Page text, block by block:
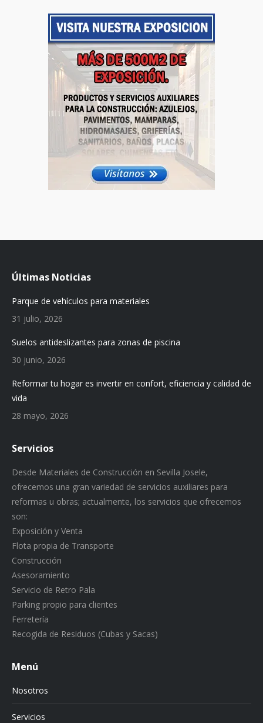
Últimas Noticias
Parque de vehículos para materiales
31 julio, 2026
Suelos antideslizantes para zonas de piscina
30 junio, 2026
Reformar tu hogar es invertir en confort, eficiencia y calidad de
vida
28 mayo, 2026
Servicios
Desde Materiales de Construcción en Sevilla Josele,
ofrecemos una gran variedad de servicios auxiliares para
reformas u obras; actualmente, los servicios que ofrecemos
son:
Exposición y Venta
Flota propia de Transporte
Construcción
Asesoramiento
Servicio de Retro Pala
Parking propio para clientes
Ferretería
Recogida de Residuos (Cubas y Sacas)
Menú
Nosotros
Servicios